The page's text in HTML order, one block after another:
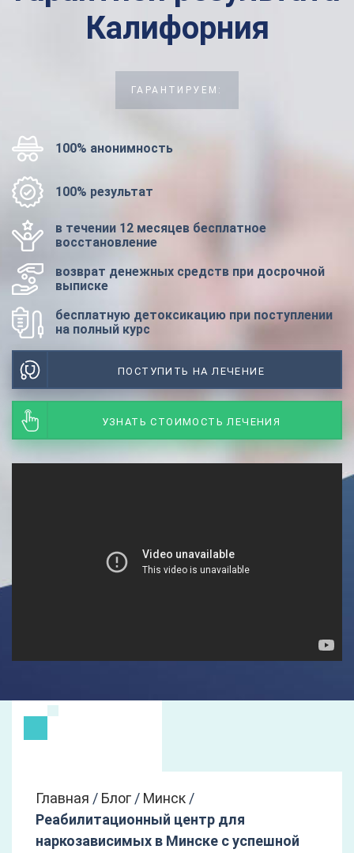
Калифорния
ГАРАНТИРУЕМ:
100% анонимность
100% результат
в течении 12 месяцев бесплатное
восстановление
возврат денежных средств при досрочной
выписке
бесплатную детоксикацию при поступлении
на полный курс
ПОСТУПИТЬ НА ЛЕЧЕНИЕ
УЗНАТЬ СТОИМОСТЬ ЛЕЧЕНИЯ
Главная / Блог / Минск /
Реабилитационный центр для
наркозависимых в Минске с успешной